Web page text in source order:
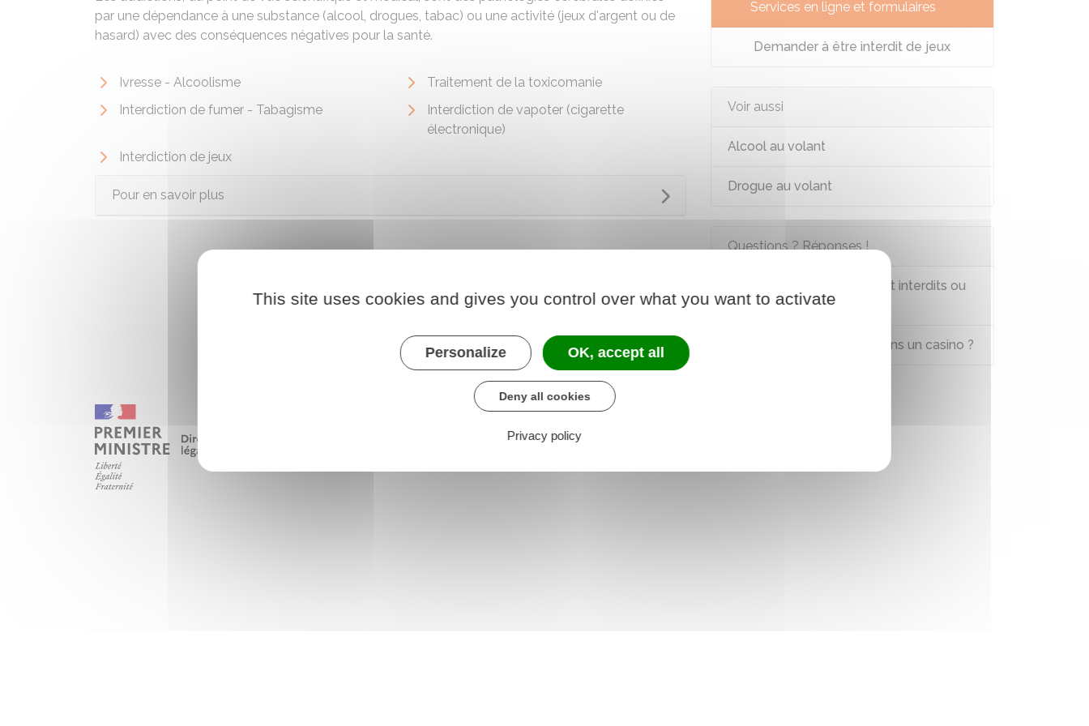
par une dépendance à une substance (alcool, drogues, tabac) ou une activité (jeux d'argent ou de
hasard) avec des conséquences négatives pour la santé.
Ivresse - Alcoolisme
Traitement de la toxicomanie
Interdiction de fumer - Tabagisme
Interdiction de vapoter (cigarette
électronique)
Interdiction de jeux
Pour en savoir plus
Services en ligne et formulaires
Demander à être interdit de jeux
Voir aussi
Alcool au volant
Drogue au volant
Questions ? Réponses !
Quels sont les jeux d'argent interdits ou
autorisés aux mineurs ?
Un mineur peut-il entrer dans un casino ?
This site uses cookies and gives you control over what you want to activate
Personalize OK, accept all
Deny all cookies
Privacy policy